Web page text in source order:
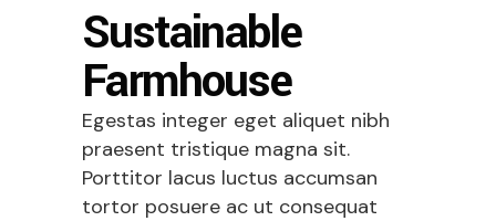
Sustainable
Farmhouse
Egestas integer eget aliquet nibh
praesent tristique magna sit.
Porttitor lacus luctus accumsan
tortor posuere ac ut consequat